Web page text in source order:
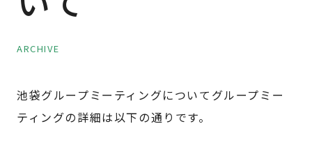
ARCHIVE
池袋グループミーティングについてグループミー
ティングの詳細は以下の通りです。